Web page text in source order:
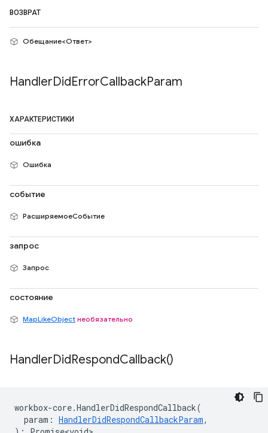
ВОЗВРАТ
Обещание<Ответ>
HandlerDidErrorCallbackParam
ХАРАКТЕРИСТИКИ
ошибка
Ошибка
событие
РасширяемоеСобытие
запрос
Запрос
состояние
MapLikeObject необязательно
HandlerDidRespondCallback()
workbox-core.HandlerDidRespondCallback(
param : HandlerDidRespondCallbackParam,